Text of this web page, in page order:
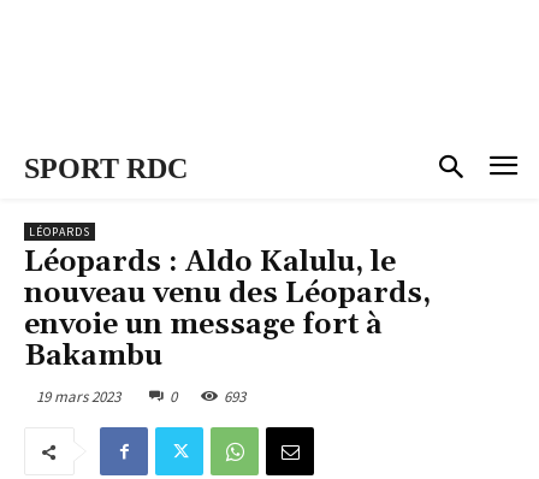
SPORT RDC
LÉOPARDS
Léopards : Aldo Kalulu, le
nouveau venu des Léopards,
envoie un message fort à
Bakambu
19 mars 2023 0 693